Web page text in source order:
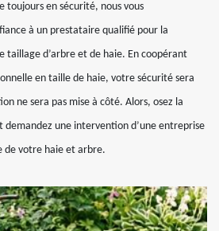
toujours en sécurité, nous vous
à un prestataire qualifié pour la
taillage d’arbre et de haie. En coopérant
en taille de haie, votre sécurité sera
ne sera pas mise à côté. Alors, osez la
une intervention d’une entreprise
de votre haie et arbre.